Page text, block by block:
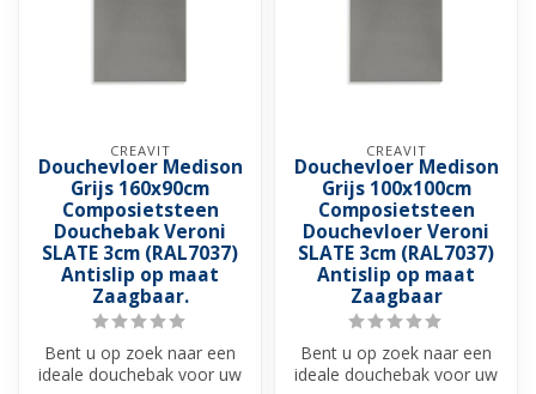
CREAVIT
Douchevloer Medison
Grijs 160x90cm
Composietsteen
Douchebak Veroni
SLATE 3cm (RAL7037)
Antislip op maat
Zaagbaar.
Bent u op zoek naar een
ideale douchebak voor uw
CREAVIT
Douchevloer Medison
Grijs 100x100cm
Composietsteen
Douchevloer Veroni
SLATE 3cm (RAL7037)
Antislip op maat
Zaagbaar
Bent u op zoek naar een
ideale douchebak voor uw